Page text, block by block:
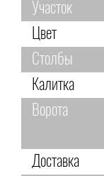
Участок
Цвет
Столбы
Калитка
Ворота
Доставка